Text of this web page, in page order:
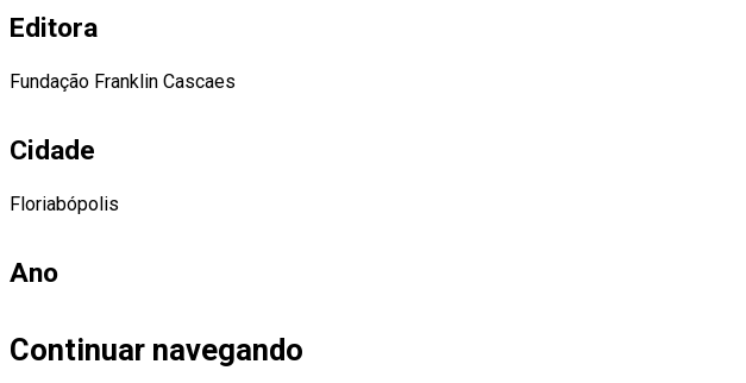
Editora
Fundação Franklin Cascaes
Cidade
Floriabópolis
Ano
Continuar navegando